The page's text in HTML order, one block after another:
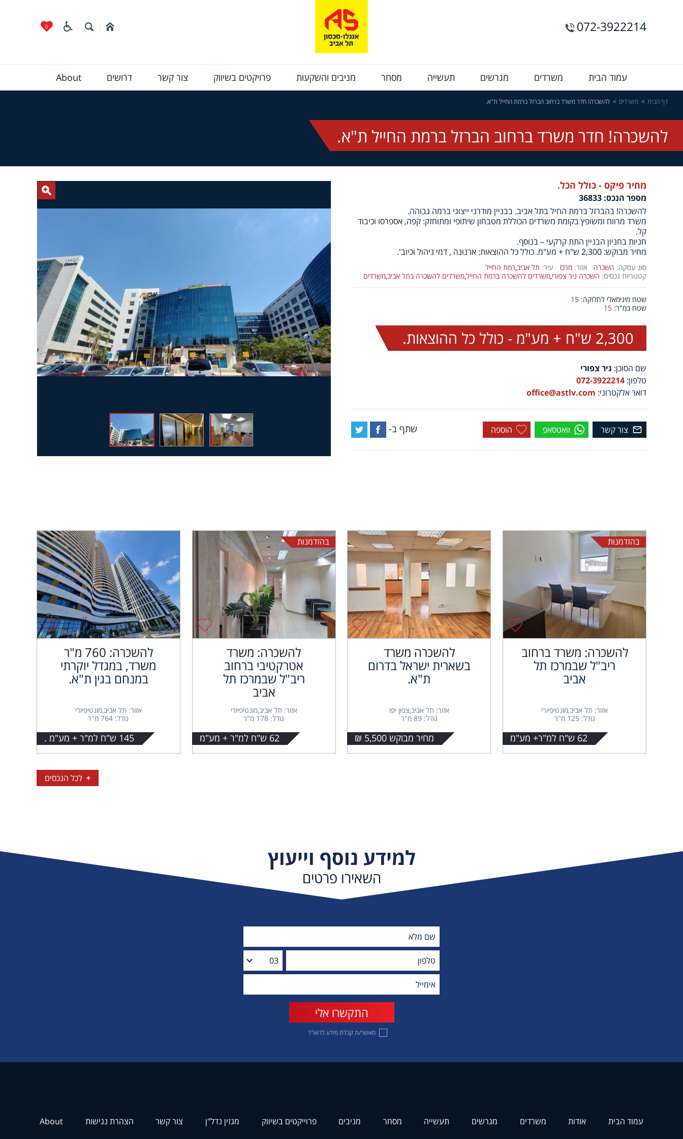
072-3922214
0
עמוד הבית משרדים מגרשים תעשייה מסחר מניבים והשקעות פרויקטים בשיווק צור קשר דרושים About
דף הבית משרדים להשכרה! חדר משרד ברחוב הברזל ברמת החייל ת"א.
להשכרה! חדר משרד ברחוב הברזל ברמת החייל ת"א.
מחיר פיקס - כולל הכל.
מספר הנכס: 36833
להשכרה! בהברזל ברמת החיל בתל אביב. בבניין מודרני ייצוגי ברמה גבוהה.
משרד מרווח ומשופץ בקומת משרדים הכוללת מטבחון שיתופי ומתוחזק: קפה, אספרסו וכיבוד
קל.
חניות בחניון הבניין התת קרקעי – בנוסף.
מחיר מבוקש: 2,300 ש"ח + מע"מ. כולל כל ההוצאות: ארנונה , דמי ניהול וכיוב'.
סוג עסקה: השכרה אזור: מרכז עיר: תל אביב,רמת החייל
קטגוריות נכסים: השכרה ניר צפורי,משרדים להשכרה ברמת החייל,משרדים להשכרה בתל אביב,משרדים
שטח מינימאלי לחלוקה: 15
שטח במ"ר: 15
2,300 ש"ח + מע"מ - כולל כל ההוצאות.
שם הסוכן: ניר צפורי
טלפון: 072-3922214
דואר אלקטרוני: office@astlv.com
צור קשר וואטסאפ הוספה שתף ב-
בהזדמנות
להשכרה: משרד ברחוב
ריב"ל שבמרכז תל
אביב
אזור: תל אביב,מונטיפיורי
גודל: 125 מ"ר
62 ש"ח למ"ר+ מע"מ
להשכרה משרד
בשארית ישראל בדרום
ת"א.
אזור: תל אביב,צפון יפו
גודל: 89 מ"ר
מחיר מבוקש 5,500 ₪
בהזדמנות
להשכרה: משרד
אטרקטיבי ברחוב
ריב"ל שבמרכז תל
אביב
אזור: תל אביב,מונטיפיורי
גודל: 178 מ"ר
62 ש"ח למ"ר + מע"מ
להשכרה: 760 מ"ר
משרד, במגדל יוקרתי
במנחם בגין ת"א.
אזור: תל אביב,מונטיפיורי
גודל: 764 מ"ר
145 ש"ח למ"ר + מע"מ .
לכל הנכסים
למידע נוסף וייעוץ
השאירו פרטים
מאשר/ת קבלת מידע לדוא"ל
עמוד הבית אודות משרדים מגרשים תעשייה מסחר מניבים פרוייקטים בשיווק מגזין נדל"ן צור קשר הצהרת נגישות About